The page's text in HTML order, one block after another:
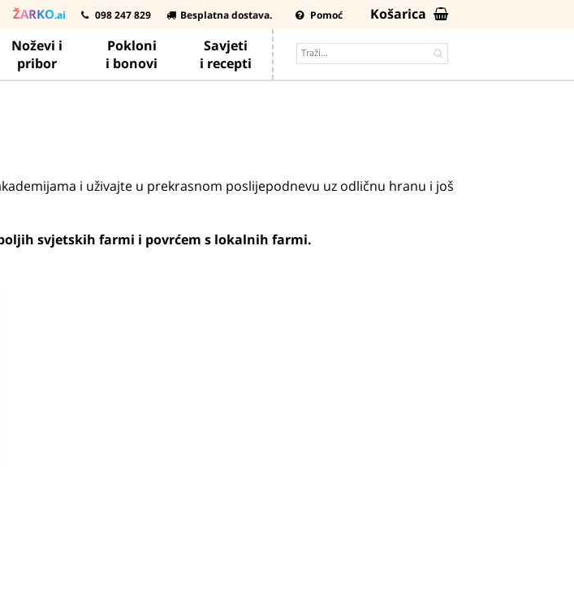
ŽARKO.ai 098 247 829 Besplatna dostava. Pomoć
Košarica
Noževi i
pribor
Pokloni
i bonovi
Savjeti
i recepti
i uživajte u prekrasnom poslijepodnevu uz odličnu hranu i još
svjetskih farmi i povrćem s lokalnih farmi.